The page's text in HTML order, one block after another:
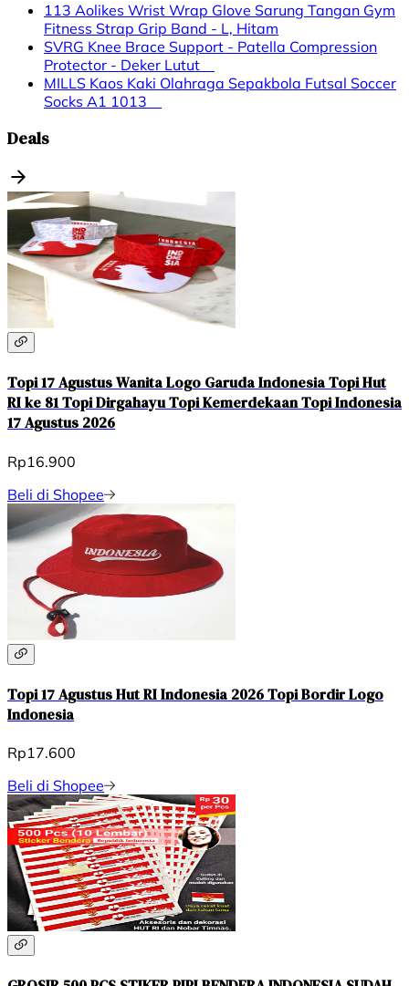
113 Aolikes Wrist Wrap Glove Sarung Tangan Gym
Fitness Strap Grip Band - L, Hitam
SVRG Knee Brace Support - Patella Compression
Protector - Deker Lutut
MILLS Kaos Kaki Olahraga Sepakbola Futsal Soccer
Socks A1 1013
Deals
Topi 17 Agustus Wanita Logo Garuda Indonesia Topi Hut
RI ke 81 Topi Dirgahayu Topi Kemerdekaan Topi Indonesia
17 Agustus 2026
Rp16.900
Beli di Shopee
Topi 17 Agustus Hut RI Indonesia 2026 Topi Bordir Logo
Indonesia
Rp17.600
Beli di Shopee